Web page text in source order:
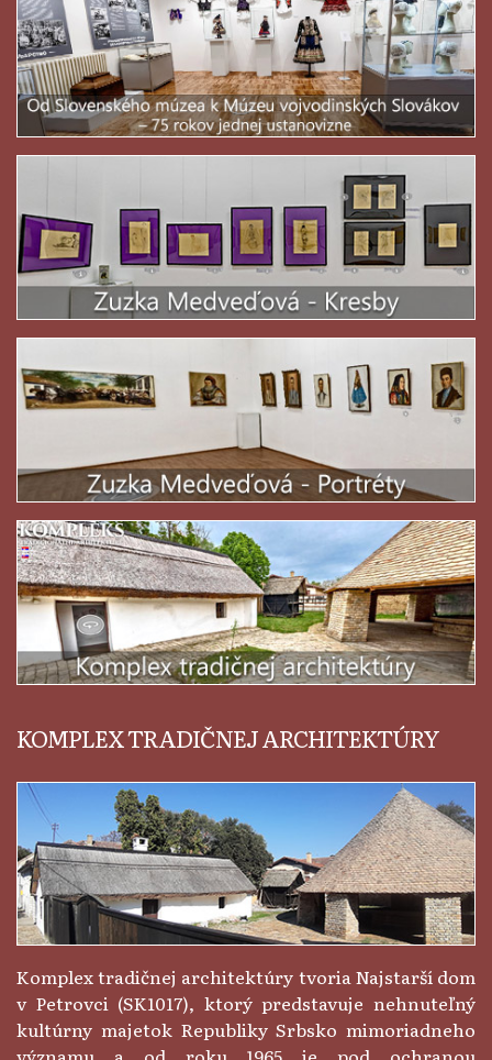
KOMPLEX TRADIČNEJ ARCHITEKTÚRY
Komplex tradičnej architektúry tvoria Najstarší dom
v Petrovci (SK1017), ktorý predstavuje nehnuteľný
kultúrny majetok Republiky Srbsko mimoriadneho